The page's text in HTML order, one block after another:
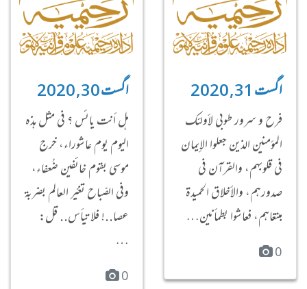
اگست 31, 2020
فرح و سرور طوبى لأولئك
المؤمنين الذين جعلوا الإيمان
في قلوبهم، والقرآن في
صدورهم، والأخلاق الحميدة
مبتغاهم، فعاشوا بطمأنين…
0
اگست 30, 2020
هل أنت يائس ؟ في مثل هذه
اليوم يوم عاشوراء، خرج
موسى بقوم خائفين ضُعفاء،
وفي الصّباح تغيّر العالم بضربة
عصا..! فلا تيأس.. قل:
…
0